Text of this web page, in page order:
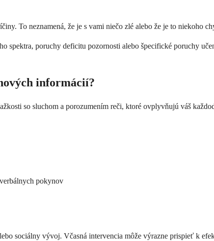
To neznamená, že je s vami niečo zlé alebo že je to niekoho
poruchy deficitu pozornosti alebo špecifické poruchy
informácií?
so sluchom a porozumením reči, ktoré ovplyvňujú váš
pokynov
sociálny vývoj. Včasná intervencia môže výrazne prispieť k